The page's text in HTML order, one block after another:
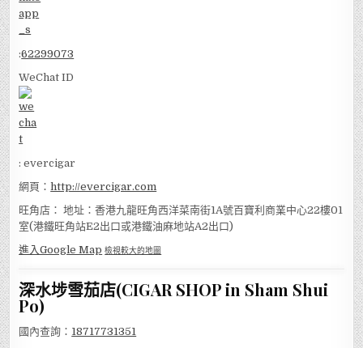
:62299073
WeChat ID
: evercigar
網頁：http://evercigar.com
旺角店： 地址：香港九龍旺角西洋菜南街1A號百寶利商業中心22樓01
室(港鐵旺角站E2出口或港鐵油麻地站A2出口)
進入Google Map 檢視較大的地圖
深水埗雪茄店(CIGAR SHOP in Sham Shui
Po)
國內查詢： 18717731351